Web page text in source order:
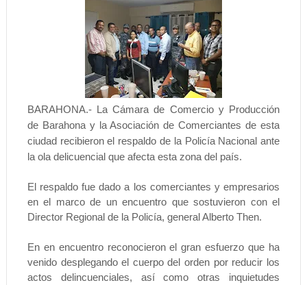
BARAHONA.- La Cámara de Comercio y Producción
de Barahona y la Asociación de Comerciantes de esta
ciudad recibieron el respaldo de la Policía Nacional ante
la ola delicuencial que afecta esta zona del país.
El respaldo fue dado a los comerciantes y empresarios
en el marco de un encuentro que sostuvieron con el
Director Regional de la Policía, general Alberto Then.
En en encuentro reconocieron el gran esfuerzo que ha
venido desplegando el cuerpo del orden por reducir los
actos delincuenciales, así como otras inquietudes